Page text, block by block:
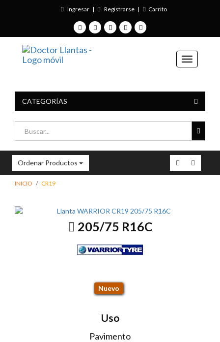
Ingresar | Registrarse | Carrito
CATEGORÍAS
Ordenar Productos
INICIO CR19
205/75 R16C
Nuevo
Uso
Pavimento